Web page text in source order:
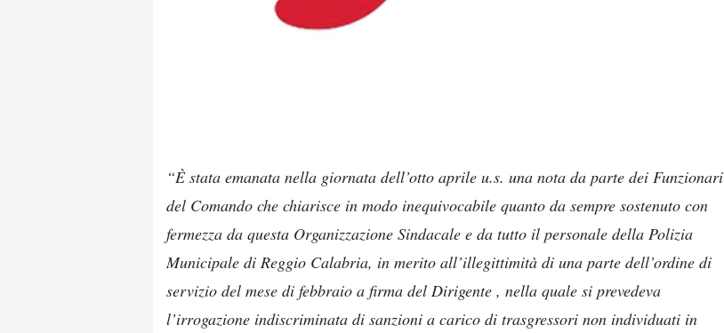
“È stata emanata nella giornata dell’otto aprile u.s. una nota da parte dei Funzionari
del Comando che chiarisce in modo inequivocabile quanto da sempre sostenuto con
fermezza da questa Organizzazione Sindacale e da tutto il personale della Polizia
Municipale di Reggio Calabria, in merito all’illegittimità di una parte dell’ordine di
servizio del mese di febbraio a firma del Dirigente , nella quale si prevedeva
l’irrogazione indiscriminata di sanzioni a carico di trasgressori non individuati in